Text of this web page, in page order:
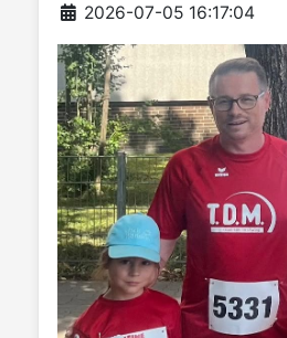
Details
2026-07-05 16:17:04